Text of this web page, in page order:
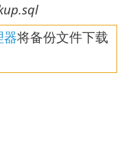
器将备份文件下载